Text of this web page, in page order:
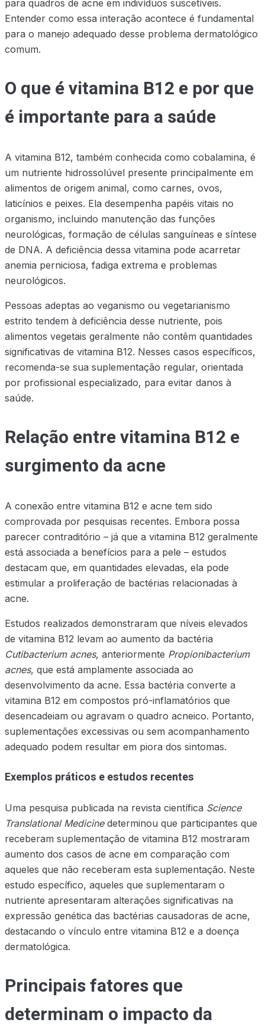
para quadros de acne em indivíduos suscetíveis.
Entender como essa interação acontece é fundamental
para o manejo adequado desse problema dermatológico
comum.
O que é vitamina B12 e por que
é importante para a saúde
A vitamina B12, também conhecida como cobalamina, é
um nutriente hidrossolúvel presente principalmente em
alimentos de origem animal, como carnes, ovos,
laticínios e peixes. Ela desempenha papéis vitais no
organismo, incluindo manutenção das funções
neurológicas, formação de células sanguíneas e síntese
de DNA. A deficiência dessa vitamina pode acarretar
anemia perniciosa, fadiga extrema e problemas
neurológicos.
Pessoas adeptas ao veganismo ou vegetarianismo
estrito tendem à deficiência desse nutriente, pois
alimentos vegetais geralmente não contêm quantidades
significativas de vitamina B12. Nesses casos específicos,
recomenda-se sua suplementação regular, orientada
por profissional especializado, para evitar danos à
saúde.
Relação entre vitamina B12 e
surgimento da acne
A conexão entre vitamina B12 e acne tem sido
comprovada por pesquisas recentes. Embora possa
parecer contraditório – já que a vitamina B12 geralmente
está associada a benefícios para a pele – estudos
destacam que, em quantidades elevadas, ela pode
estimular a proliferação de bactérias relacionadas à
acne.
Estudos realizados demonstraram que níveis elevados
de vitamina B12 levam ao aumento da bactéria
Cutibacterium acnes, anteriormente Propionibacterium
acnes, que está amplamente associada ao
desenvolvimento da acne. Essa bactéria converte a
vitamina B12 em compostos pró-inflamatórios que
desencadeiam ou agravam o quadro acneico. Portanto,
suplementações excessivas ou sem acompanhamento
adequado podem resultar em piora dos sintomas.
Exemplos práticos e estudos recentes
Uma pesquisa publicada na revista científica Science
Translational Medicinedeterminou que participantes que
receberam suplementação de vitamina B12 mostraram
aumento dos casos de acne em comparação com
aqueles que não receberam esta suplementação. Neste
estudo específico, aqueles que suplementaram o
nutriente apresentaram alterações significativas na
expressão genética das bactérias causadoras de acne,
destacando o vínculo entre vitamina B12 e a doença
dermatológica.
Principais fatores que
determinam o impacto da